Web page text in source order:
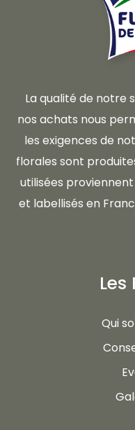
La qualité de notre
nos achats nous
les exigences de
florales sont
utilisées
et labellisés en
Les
Qui